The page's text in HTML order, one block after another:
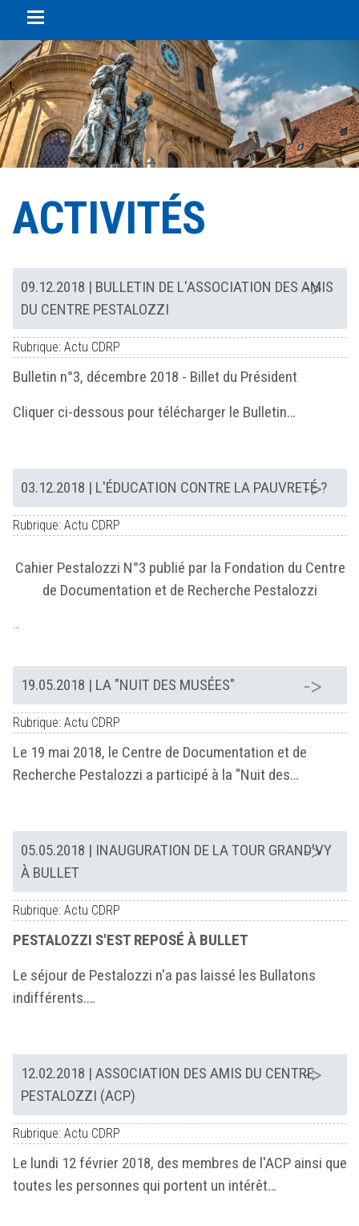
ACTIVITÉS
09.12.2018 | BULLETIN DE L'ASSOCIATION DES AMIS
DU CENTRE PESTALOZZI
Rubrique: Actu CDRP
Bulletin n°3, décembre 2018 - Billet du Président
Cliquer ci-dessous pour télécharger le Bulletin…
03.12.2018 | L'ÉDUCATION CONTRE LA PAUVRETÉ ?
Rubrique: Actu CDRP
Cahier Pestalozzi N°3 publié par la Fondation du Centre
de Documentation et de Recherche Pestalozzi
…
19.05.2018 | LA "NUIT DES MUSÉES"
Rubrique: Actu CDRP
Le 19 mai 2018, le Centre de Documentation et de
Recherche Pestalozzi a participé à la "Nuit des…
05.05.2018 | INAUGURATION DE LA TOUR GRAND'VY
À BULLET
Rubrique: Actu CDRP
PESTALOZZI S'EST REPOSÉ À BULLET
Le séjour de Pestalozzi n'a pas laissé les Bullatons
indifférents.…
12.02.2018 | ASSOCIATION DES AMIS DU CENTRE
PESTALOZZI (ACP)
Rubrique: Actu CDRP
Le lundi 12 février 2018, des membres de l'ACP ainsi que
toutes les personnes qui portent un intérêt…
Panneau de gestion des cookies